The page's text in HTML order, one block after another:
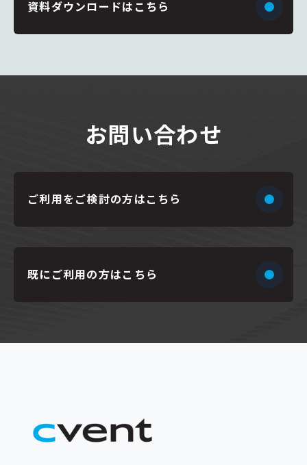
資料ダウンロードはこちら
お問い合わせ
ご利用をご検討の方はこちら
既にご利用の方はこちら